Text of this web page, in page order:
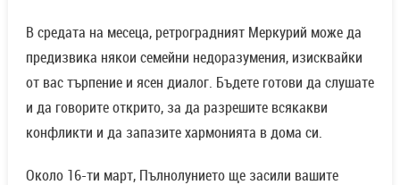
В средата на месеца, ретроградният Меркурий може да
предизвика някои семейни недоразумения, изисквайки
от вас търпение и ясен диалог. Бъдете готови да слушате
и да говорите открито, за да разрешите всякакви
конфликти и да запазите хармонията в дома си.
Около 16-ти март, Пълнолунието ще засили вашите